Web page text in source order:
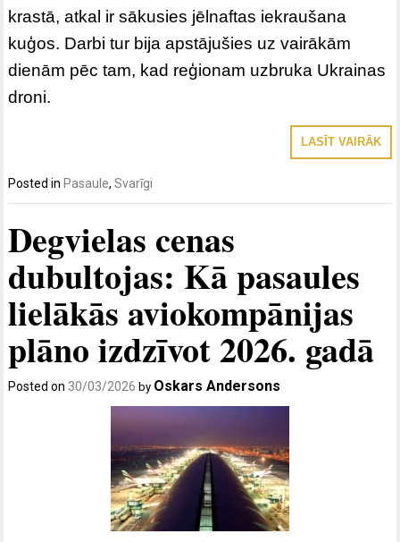
krastā, atkal ir sākusies jēlnaftas iekraušana
kuģos. Darbi tur bija apstājušies uz vairākām
dienām pēc tam, kad reģionam uzbruka Ukrainas
droni.
LASĪT VAIRĀK
Posted in Pasaule,Svarīgi
Degvielas cenas
dubultojas: Kā pasaules
lielākās aviokompānijas
plāno izdzīvot 2026. gadā
Posted on 30/03/2026 by Oskars Andersons